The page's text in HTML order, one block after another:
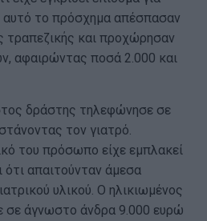
αυτό το πρόσχημα απέσπασαν
τραπεζικής και προχώρησαν
αφαιρώντας ποσά 2.000 και
δράστης τηλεφώνησε σε
τον γιατρό.
του πρόσωπο είχε εμπλακεί
ότι απαιτούνταν άμεσα
υλικού. Ο ηλικιωμένος
σε άγνωστο άνδρα 9.000 ευρώ